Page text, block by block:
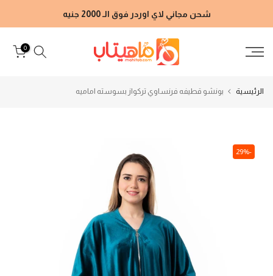
إلى
شحن مجاني لاي اوردر فوق الـ 2000 جنيه
0
الرئيسية بونشو قطيفه فرنساوي تركواز بسوسته اماميه
-29%